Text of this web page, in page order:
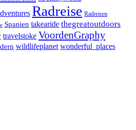
Radreise Radreisen
Spanien takearide thegreatoutdoors
travelstoke VoordenGraphy
wildlifeplanet wonderful_places